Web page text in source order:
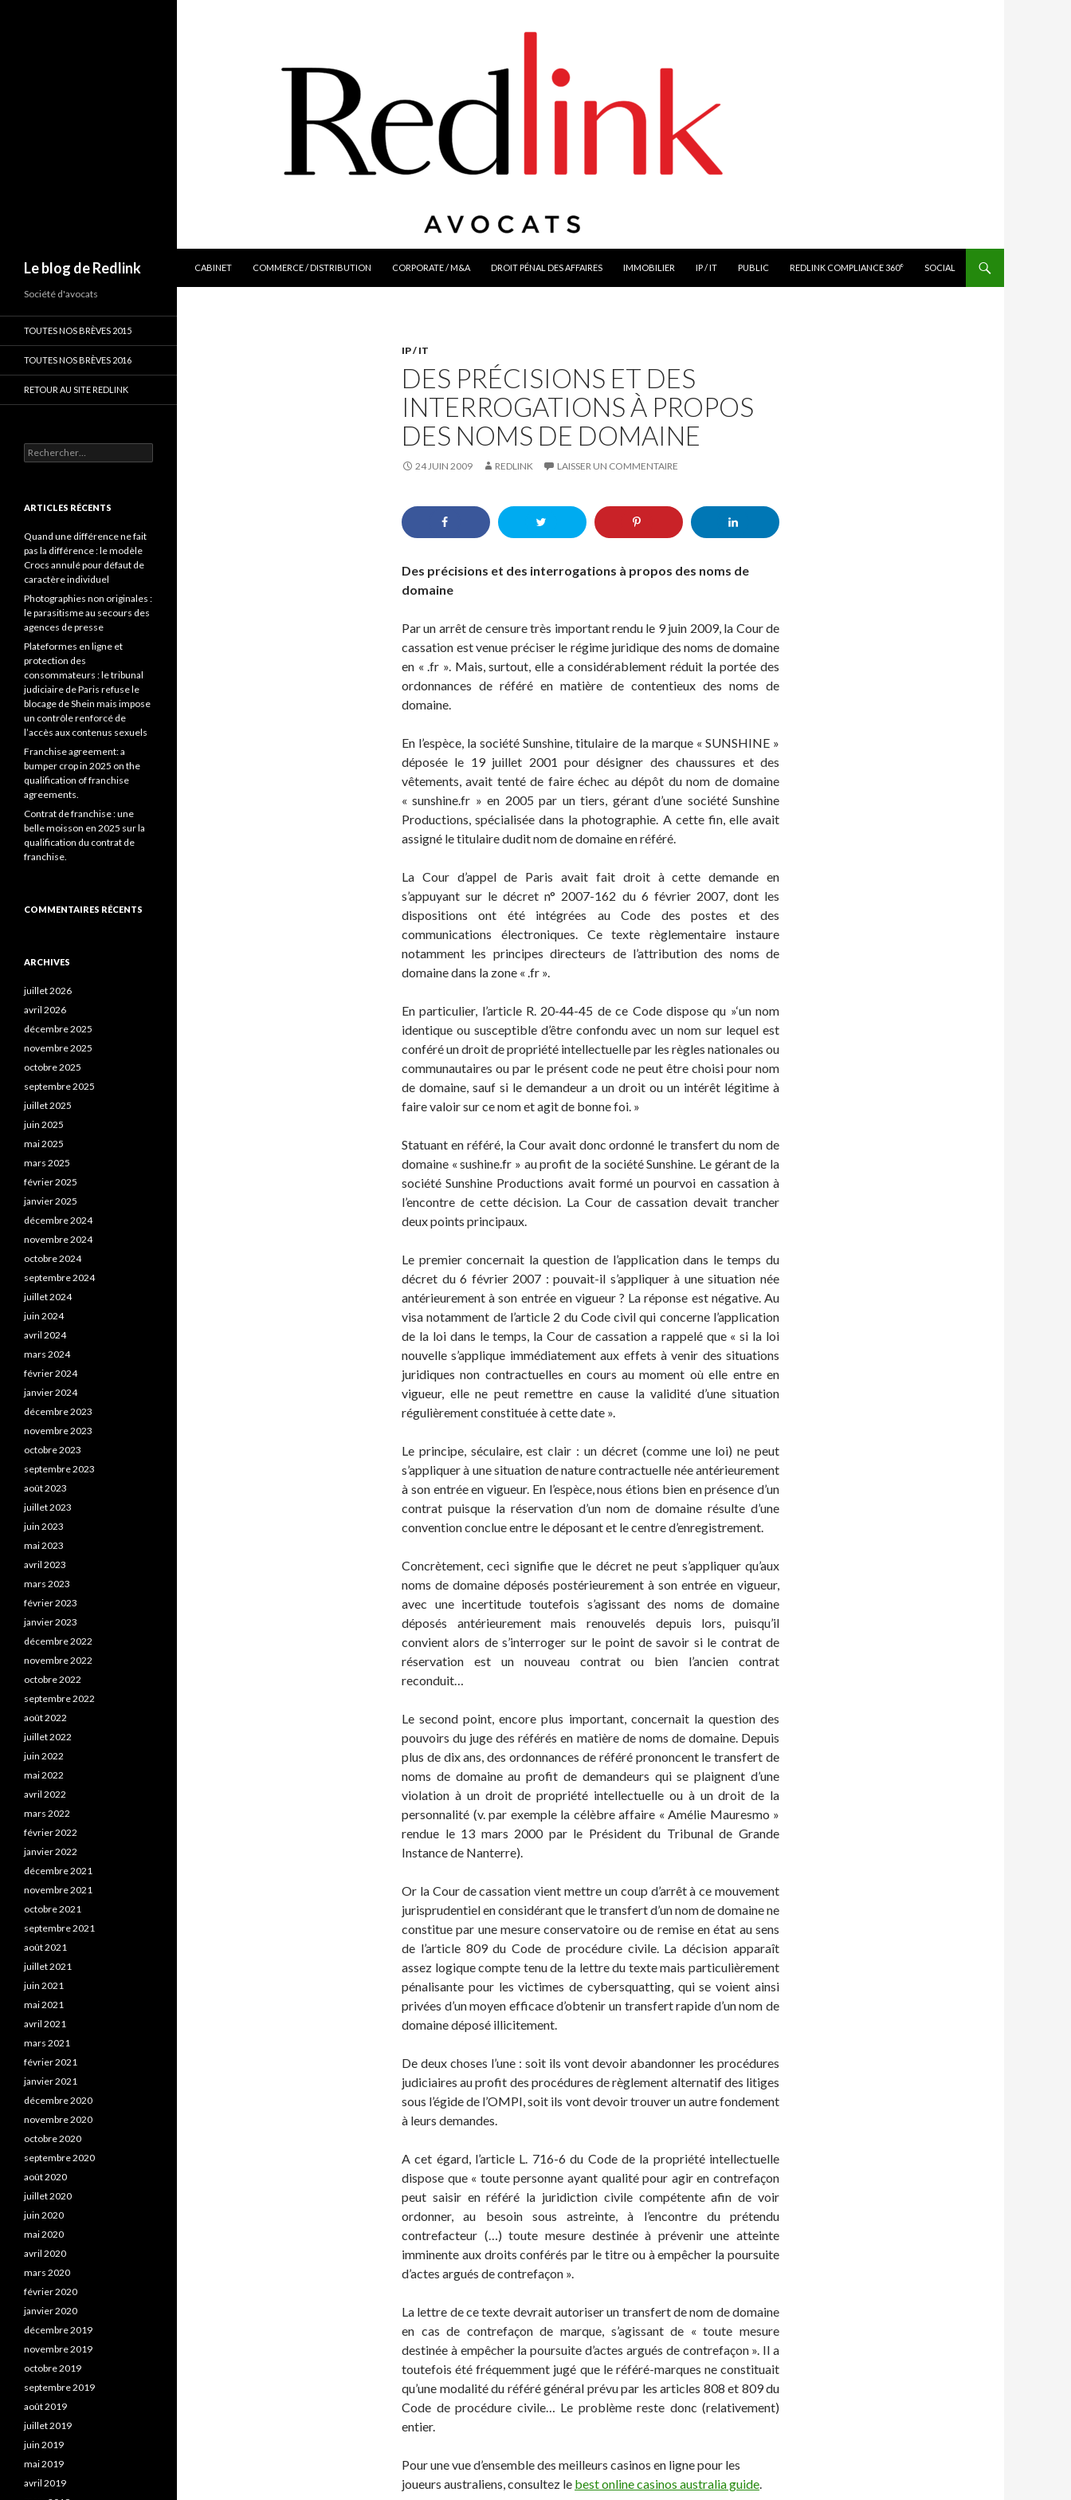
Le blog de Redlink
CABINET
COMMERCE / DISTRIBUTION CORPORATE / M&A DROIT PÉNAL DES AFFAIRES IMMOBILIER IP / IT PUBLIC REDLINK COMPLIANCE 360° SOCIAL
IP / IT
DES PRÉCISIONS ET DES
INTERROGATIONS À PROPOS
DES NOMS DE DOMAINE
24 JUIN 2009 REDLINK LAISSER UN COMMENTAIRE
Des précisions et des interrogations à propos des noms de
domaine
Par un arrêt de censure très important rendu le 9 juin 2009, la Cour de
cassation est venue préciser le régime juridique des noms de domaine
en « .fr ». Mais, surtout, elle a considérablement réduit la portée des
ordonnances de référé en matière de contentieux des noms de
domaine.
En l’espèce, la société Sunshine, titulaire de la marque « SUNSHINE »
déposée le 19 juillet 2001 pour désigner des chaussures et des
vêtements, avait tenté de faire échec au dépôt du nom de domaine
« sunshine.fr » en 2005 par un tiers, gérant d’une société Sunshine
Productions, spécialisée dans la photographie. A cette fin, elle avait
assigné le titulaire dudit nom de domaine en référé.
La Cour d’appel de Paris avait fait droit à cette demande en
s’appuyant sur le décret n° 2007-162 du 6 février 2007, dont les
dispositions ont été intégrées au Code des postes et des
communications électroniques. Ce texte règlementaire instaure
notamment les principes directeurs de l’attribution des noms de
domaine dans la zone « .fr ».
En particulier, l’article R. 20-44-45 de ce Code dispose qu »‘un nom
identique ou susceptible d’être confondu avec un nom sur lequel est
conféré un droit de propriété intellectuelle par les règles nationales ou
communautaires ou par le présent code ne peut être choisi pour nom
de domaine, sauf si le demandeur a un droit ou un intérêt légitime à
faire valoir sur ce nom et agit de bonne foi. »
Statuant en référé, la Cour avait donc ordonné le transfert du nom de
domaine « sushine.fr » au profit de la société Sunshine. Le gérant de la
société Sunshine Productions avait formé un pourvoi en cassation à
l’encontre de cette décision. La Cour de cassation devait trancher
deux points principaux.
Le premier concernait la question de l’application dans le temps du
décret du 6 février 2007 : pouvait-il s’appliquer à une situation née
antérieurement à son entrée en vigueur ? La réponse est négative. Au
visa notamment de l’article 2 du Code civil qui concerne l’application
de la loi dans le temps, la Cour de cassation a rappelé que « si la loi
nouvelle s’applique immédiatement aux effets à venir des situations
juridiques non contractuelles en cours au moment où elle entre en
vigueur, elle ne peut remettre en cause la validité d’une situation
régulièrement constituée à cette date ».
Le principe, séculaire, est clair : un décret (comme une loi) ne peut
s’appliquer à une situation de nature contractuelle née antérieurement
à son entrée en vigueur. En l’espèce, nous étions bien en présence d’un
contrat puisque la réservation d’un nom de domaine résulte d’une
convention conclue entre le déposant et le centre d’enregistrement.
Concrètement, ceci signifie que le décret ne peut s’appliquer qu’aux
noms de domaine déposés postérieurement à son entrée en vigueur,
avec une incertitude toutefois s’agissant des noms de domaine
déposés antérieurement mais renouvelés depuis lors, puisqu’il
convient alors de s’interroger sur le point de savoir si le contrat de
réservation est un nouveau contrat ou bien l’ancien contrat
reconduit…
Le second point, encore plus important, concernait la question des
pouvoirs du juge des référés en matière de noms de domaine. Depuis
plus de dix ans, des ordonnances de référé prononcent le transfert de
noms de domaine au profit de demandeurs qui se plaignent d’une
violation à un droit de propriété intellectuelle ou à un droit de la
personnalité (v. par exemple la célèbre affaire « Amélie Mauresmo »
rendue le 13 mars 2000 par le Président du Tribunal de Grande
Instance de Nanterre).
Or la Cour de cassation vient mettre un coup d’arrêt à ce mouvement
jurisprudentiel en considérant que le transfert d’un nom de domaine ne
constitue par une mesure conservatoire ou de remise en état au sens
de l’article 809 du Code de procédure civile. La décision apparaît
assez logique compte tenu de la lettre du texte mais particulièrement
pénalisante pour les victimes de cybersquatting, qui se voient ainsi
privées d’un moyen efficace d’obtenir un transfert rapide d’un nom de
domaine déposé illicitement.
De deux choses l’une : soit ils vont devoir abandonner les procédures
judiciaires au profit des procédures de règlement alternatif des litiges
sous l’égide de l’OMPI, soit ils vont devoir trouver un autre fondement
à leurs demandes.
A cet égard, l’article L. 716-6 du Code de la propriété intellectuelle
dispose que « toute personne ayant qualité pour agir en contrefaçon
peut saisir en référé la juridiction civile compétente afin de voir
ordonner, au besoin sous astreinte, à l’encontre du prétendu
contrefacteur (…) toute mesure destinée à prévenir une atteinte
imminente aux droits conférés par le titre ou à empêcher la poursuite
d’actes argués de contrefaçon ».
La lettre de ce texte devrait autoriser un transfert de nom de domaine
en cas de contrefaçon de marque, s’agissant de « toute mesure
destinée à empêcher la poursuite d’actes argués de contrefaçon ». Il a
toutefois été fréquemment jugé que le référé-marques ne constituait
qu’une modalité du référé général prévu par les articles 808 et 809 du
Code de procédure civile… Le problème reste donc (relativement)
entier.
Pour une vue d’ensemble des meilleurs casinos en ligne pour les
joueurs australiens, consultez le best online casinos australia guide.
Société d'avocats
TOUTES NOS BRÈVES 2015
TOUTES NOS BRÈVES 2016
RETOUR AU SITE REDLINK
Rechercher :
ARTICLES RÉCENTS
Quand une différence ne fait
pas la différence : le modèle
Crocs annulé pour défaut de
caractère individuel
Photographies non originales :
le parasitisme au secours des
agences de presse
Plateformes en ligne et
protection des
consommateurs : le tribunal
judiciaire de Paris refuse le
blocage de Shein mais impose
un contrôle renforcé de
l’accès aux contenus sexuels
Franchise agreement: a
bumper crop in 2025 on the
qualification of franchise
agreements.
Contrat de franchise : une
belle moisson en 2025 sur la
qualification du contrat de
franchise.
COMMENTAIRES RÉCENTS
ARCHIVES
juillet 2026
avril 2026
décembre 2025
novembre 2025
octobre 2025
septembre 2025
juillet 2025
juin 2025
mai 2025
mars 2025
février 2025
janvier 2025
décembre 2024
novembre 2024
octobre 2024
septembre 2024
juillet 2024
juin 2024
avril 2024
mars 2024
février 2024
janvier 2024
décembre 2023
novembre 2023
octobre 2023
septembre 2023
août 2023
juillet 2023
juin 2023
mai 2023
avril 2023
mars 2023
février 2023
janvier 2023
décembre 2022
novembre 2022
octobre 2022
septembre 2022
août 2022
juillet 2022
juin 2022
mai 2022
avril 2022
mars 2022
février 2022
janvier 2022
décembre 2021
novembre 2021
octobre 2021
septembre 2021
août 2021
juillet 2021
juin 2021
mai 2021
avril 2021
mars 2021
février 2021
janvier 2021
décembre 2020
novembre 2020
octobre 2020
septembre 2020
août 2020
juillet 2020
juin 2020
mai 2020
avril 2020
mars 2020
février 2020
janvier 2020
décembre 2019
novembre 2019
octobre 2019
septembre 2019
août 2019
juillet 2019
juin 2019
mai 2019
avril 2019